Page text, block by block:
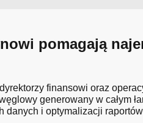
pomagają
finansowi oraz
generowany w całym
danych i optymalizacji